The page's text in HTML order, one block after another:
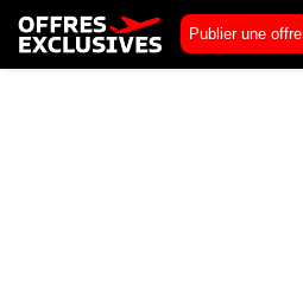
Publier une offre